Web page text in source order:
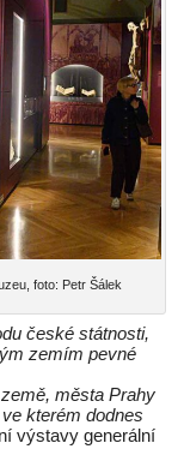
foto: Petr Šálek
české státnosti,
zemím pevné
města Prahy
kterém dodnes
výstavy generální